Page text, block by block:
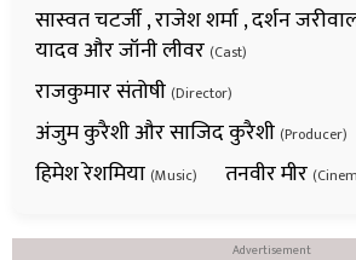
सास्वत चटर्जी , राजेश शर्मा , दर्शन
यादव और जॉनी लीवर (Cast)
राजकुमार संतोषी (Director)
अंजुम कुरैशी और साजिद कुरैशी (Producer)
हिमेश रेशमिया (Music) तनवीर मीर